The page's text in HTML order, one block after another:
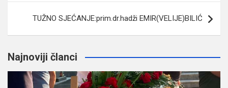
TUŽNO SJEĆANJE:prim.dr.hadži EMIR(VELIJE)BILIĆ
Najnoviji članci